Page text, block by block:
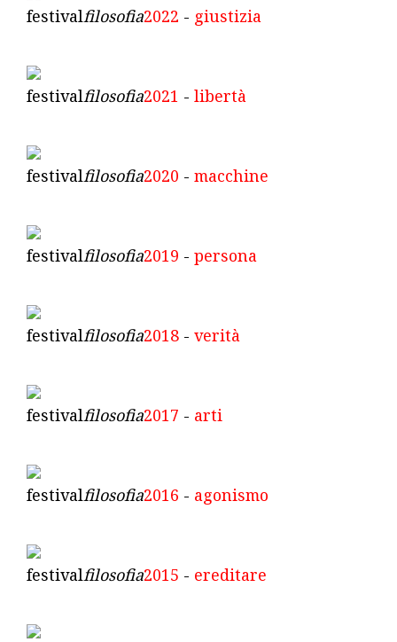
festivalfilosofia2022 - giustizia
festivalfilosofia2021 - libertà
festivalfilosofia2020 - macchine
festivalfilosofia2019 - persona
festivalfilosofia2018 - verità
festivalfilosofia2017 - arti
festivalfilosofia2016 - agonismo
festivalfilosofia2015 - ereditare